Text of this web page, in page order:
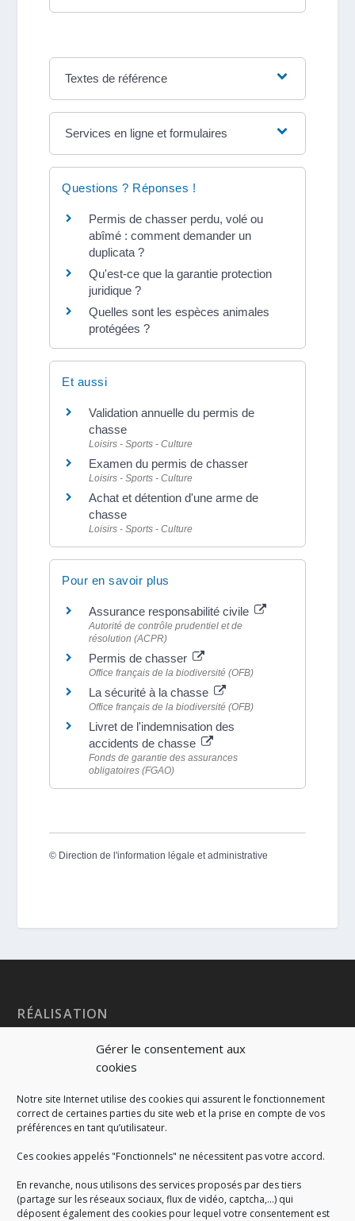
Gérer le consentement aux
cookies
Notre site Internet utilise des cookies qui assurent le fonctionnement
correct de certaines parties du site web et la prise en compte de vos
préférences en tant qu’utilisateur.
Ces cookies appelés "Fonctionnels" ne nécessitent pas votre accord.
En revanche, nous utilisons des services proposés par des tiers
(partage sur les réseaux sociaux, flux de vidéo, captcha,...) qui
déposent également des cookies pour lequel votre consentement est
Textes de référence
Services en ligne et formulaires
Questions ? Réponses !
Permis de chasser perdu, volé ou
abîmé : comment demander un
duplicata ?
Qu'est-ce que la garantie protection
juridique ?
Quelles sont les espèces animales
protégées ?
Et aussi
Validation annuelle du permis de
chasse
Loisirs - Sports - Culture
Examen du permis de chasser
Loisirs - Sports - Culture
Achat et détention d'une arme de
chasse
Loisirs - Sports - Culture
Pour en savoir plus
Assurance responsabilité civile
Autorité de contrôle prudentiel et de
résolution (ACPR)
Permis de chasser
Office français de la biodiversité (OFB)
La sécurité à la chasse
Office français de la biodiversité (OFB)
Livret de l'indemnisation des
accidents de chasse
Fonds de garantie des assurances
obligatoires (FGAO)
© Direction de l'information légale et administrative
RÉALISATION